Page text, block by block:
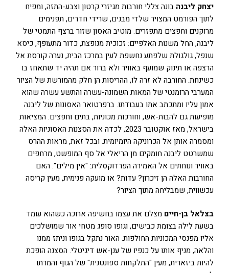
יצחק ליבנה בונה צללי חורבות מגיזרי קרטון וצבע-התזה, ומפיח
לתוך הפורמט המצויר שלדי מבנים, שרידי חדרים, תפנימים
מרוקנים וחפצים מתפזרים. מוטיב האסון שזור ברצף התמטי של
ליבנה, החל משנות האלפיים: זכוכית מנופצת, כדור מתעופף, כיסא
שנפל, גולגולת שלפתע נחשפת לעין במרכז הבית, נערה קורסת אל
הרצפה או תינוק שמועף באוויר ולא ברור אם תהיה יד שתאחז בו
כשינחת. החורבה לא זרה לו, ההריסות הן חלק מהמורשת של הציור
המערבי הרומנטי של המאות השמונה-עשרה והתשע עשרה שהוא
אמון עליו ומתכתב אתו בעבודתו. ברפרטואר האסונות של ליבנה
מופיעות גם להבות-אש, וחורכות מכוניות, בתים וחפצים. המציאות
בישראל, מאז אוקטובר 2023, לכדה את הסצנות האסוניות האלה
ומסמרה אותן אל הכרוניקה היומיומית. ובכל זאת, מראות ההרס
שמשרטט ליבנה חומקים מן הריאלי אל סף המופשט, מרחפים
באוויר ונוחתים אל האמירה הפרדוקסלית: "אין מילים". האם
החורבות האלה הן זיכרון? עדות? או מועקה פנימית, מעין קריסה
עכשווית, שמבליחה מתוך הציור?
בצלאל בן-חיים מצלם את עצמו בחשיפה ארוכה כשהוא עומד
בשעת לילה בצומת כבישים, וגופו סופג מטחי אור שמושלכים
אליו מפנסי המכוניות החולפות. האור נתקל בגופו וניתז ממנו
והלאה, מניף אותו על כנפיו של ענן-אש דיגיטלי. הסצנה הופכת
להיות ביזארית, מעין "התלקחות ספונטנית" של הגוף והמרתו